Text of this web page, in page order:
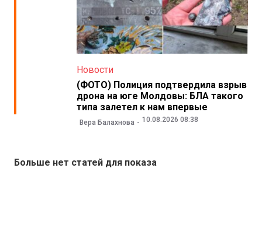
Новости
(ФОТО) Полиция подтвердила взрыв
дрона на юге Молдовы: БЛА такого
типа залетел к нам впервые
Вера Балахнова 10.08.2026 08:38
Больше нет статей для показа